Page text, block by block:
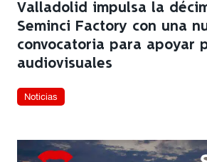
Valladolid impulsa la
Seminci Factory con una
convocatoria para apoyar
audiovisuales
Noticias